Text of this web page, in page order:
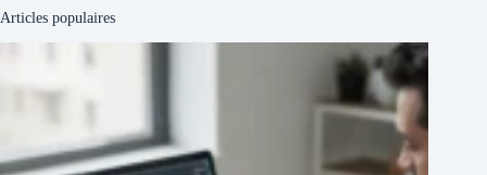
Articles populaires